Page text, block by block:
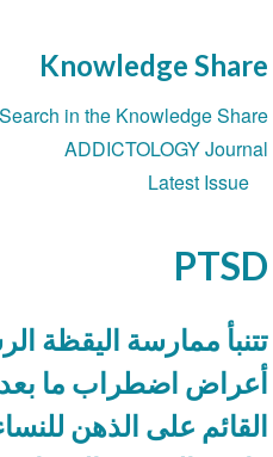
PTSD
تتنبأ ممارسة اليقظة
أعراض اضطراب ما بعد
القائم على الذهن
Knowledge Share
Section
navigation
Search in the Knowledge Share
ADDICTOLOGY Journal
Latest Issue